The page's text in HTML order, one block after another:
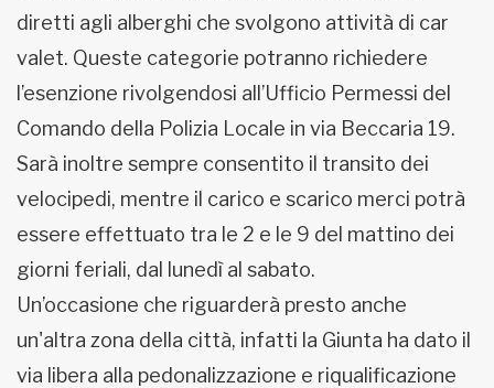
diretti agli alberghi che svolgono attività di car
valet. Queste categorie potranno richiedere
l’esenzione rivolgendosi all’Ufficio Permessi del
Comando della Polizia Locale in via Beccaria 19.
Sarà inoltre sempre consentito il transito dei
velocipedi, mentre il carico e scarico merci potrà
essere effettuato tra le 2 e le 9 del mattino dei
giorni feriali, dal lunedì al sabato.
Un’occasione che riguarderà presto anche
un'altra zona della città, infatti la Giunta ha dato il
via libera alla pedonalizzazione e riqualificazione